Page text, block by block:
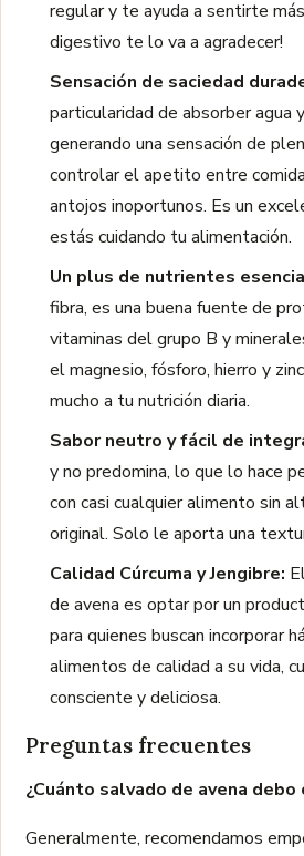
regular y te ayuda a sentirte
digestivo te lo va a agradecer!
Sensación de saciedad
particularidad de absorber agua
generando una sensación de
controlar el apetito entre
antojos inoportunos. Es un
estás cuidando tu alimentación.
Un plus de nutrientes
fibra, es una buena fuente de
vitaminas del grupo B y
el magnesio, fósforo, hierro y
mucho a tu nutrición diaria.
Sabor neutro y fácil de
y no predomina, lo que lo hace
con casi cualquier alimento sin
original. Solo le aporta una
Calidad Cúrcuma y Jengibre:
de avena es optar por un
para quienes buscan incorporar
alimentos de calidad a su vida,
consciente y deliciosa.
Preguntas frecuentes
¿Cuánto salvado de avena debo
Generalmente, recomendamos